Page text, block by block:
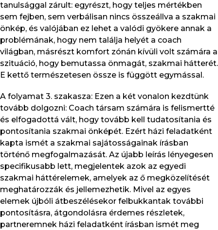
tanulsággal zárult: egyrészt, hogy teljes mértékben
sem fejben, sem verbálisan nincs összeállva a szakmai
önkép, és valójában ez lehet a valódi gyökere annak a
problémának, hogy nem találja helyét a coach
világban, másrészt komfort zónán kívüli volt számára a
szituáció, hogy bemutassa önmagát, szakmai hátterét.
E kettő természetesen össze is függött egymással.
A folyamat 3. szakasza: Ezen a két vonalon kezdtünk
tovább dolgozni: Coach társam számára is felismertté
és elfogadottá vált, hogy tovább kell tudatosítania és
pontosítania szakmai önképét. Ezért házi feladatként
kapta ismét a szakmai sajátosságainak írásban
történő megfogalmazását. Az újabb leírás lényegesen
specifikusabb lett, megjelentek azok az egyedi
szakmai háttérelemek, amelyek az ő megközelítését
meghatározzák és jellemezhetik. Mivel az egyes
elemek újbóli átbeszélésekor felbukkantak további
pontosításra, átgondolásra érdemes részletek,
partneremnek házi feladatként írásban ismét meg